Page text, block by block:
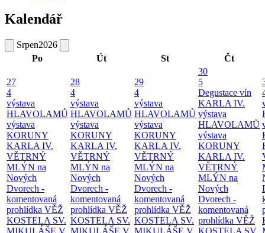
Kalendář
Srpen2026
Po
Út St Čt
27
4
výstava
HLAVOLAMŮ
výstava
KORUNY
KARLA IV.
VĚTRNÝ
MLÝN na
Nových
Dvorech -
komentovaná
prohlídka VĚŽ
KOSTELA SV.
28
4
výstava
HLAVOLAMŮ
výstava
KORUNY
KARLA IV.
VĚTRNÝ
MLÝN na
Nových
Dvorech -
komentovaná
prohlídka VĚŽ
KOSTELA SV.
29
4
výstava
HLAVOLAMŮ
výstava
KORUNY
KARLA IV.
VĚTRNÝ
MLÝN na
Nových
Dvorech -
komentovaná
prohlídka VĚŽ
KOSTELA SV.
30
5
Degustace vín
KARLA IV.
výstava
HLAVOLAMŮ
výstava
KORUNY
KARLA IV.
VĚTRNÝ
MLÝN na
Nových
Dvorech -
komentovaná
prohlídka VĚŽ